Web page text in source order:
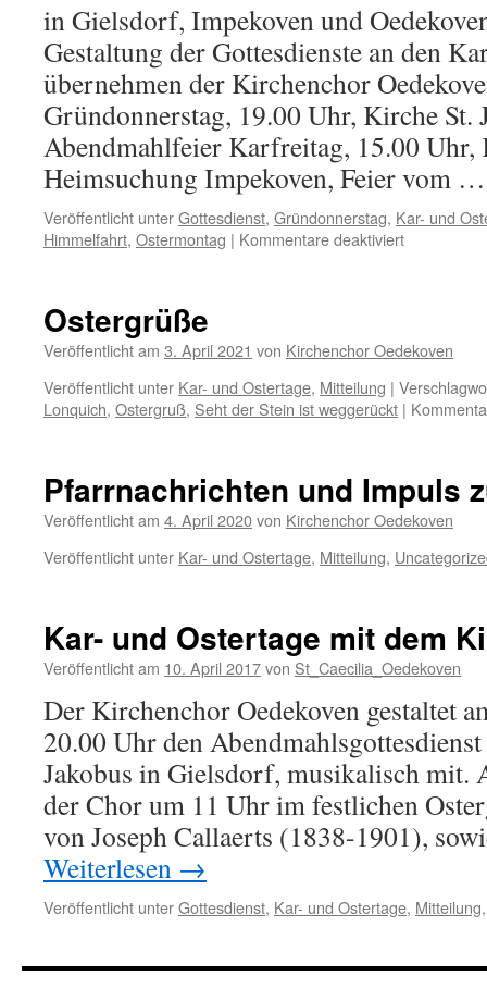
in Gielsdorf, Impekoven und
Gestaltung der Gottesdienste an den
übernehmen der Kirchenchor
Gründonnerstag, 19.00 Uhr, Kirche St.
Abendmahlfeier Karfreitag, 15.00 Uhr,
Heimsuchung Impekoven, Feier vom
Veröffentlicht unterGottesdienst, Gründonnerstag, Kar- und
Himmelfahrt, Ostermontag | Kommentare deaktiviertfür
in
von
Ostergrüße
Veröffentlicht am 3. April 2021 von Kirchenchor Oedekoven
Veröffentlicht unter Kar- und Ostertage, Mitteilung |
Lonquich, Ostergruß, Seht der Stein ist weggerückt |
Pfarrnachrichten und Impuls
Veröffentlicht am 4. April 2020von Kirchenchor Oedekoven
Veröffentlicht unter Kar- und Ostertage, Mitteilung,
Kar- und Ostertage mit dem
Veröffentlicht am 10. April 2017von St_Caecilia_Oedekoven
Der Kirchenchor Oedekoven gestaltet
20.00 Uhr den
Jakobus in Gielsdorf, musikalisch mit.
der Chor um 11 Uhr im festlichen
von Joseph Callaerts (1838-1901),
Weiterlesen →
Veröffentlicht unterGottesdienst, Kar- und Ostertage, Mitteilung